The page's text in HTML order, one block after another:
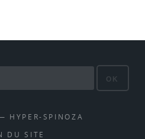
OK
SPINOZA
DU SITE